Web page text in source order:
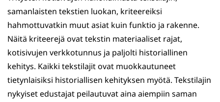
samanlaisten tekstien luokan, kriteereiksi
hahmottuvatkin muut asiat kuin funktio ja rakenne.
Näitä kriteerejä ovat tekstin materiaaliset rajat,
kotisivujen verkkotunnus ja paljolti historiallinen
kehitys. Kaikki tekstilajit ovat muokkautuneet
tietynlaisiksi historiallisen kehityksen myötä. Tekstilajin
nykyiset edustajat peilautuvat aina aiempiin saman